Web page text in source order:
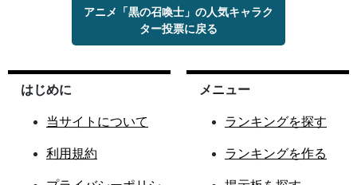
アニメ「黒の召喚士」の人気キャラク
ター投票に戻る
はじめに
当サイトについて
利用規約
メニュー
ランキングを探す
ランキングを作る